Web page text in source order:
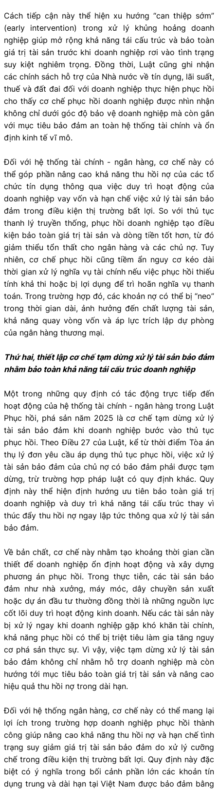
Cách tiếp cận này thể hiện xu hướng “can thiệp sớm”
(early intervention) trong xử lý khủng hoảng doanh
nghiệp giúp mở rộng khả năng tái cấu trúc và bảo toàn
giá trị tài sản trước khi doanh nghiệp rơi vào tình trạng
suy kiệt nghiêm trọng. Đồng thời, Luật cũng ghi nhận
các chính sách hỗ trợ của Nhà nước về tín dụng, lãi suất,
thuế và đất đai đối với doanh nghiệp thực hiện phục hồi
cho thấy cơ chế phục hồi doanh nghiệp được nhìn nhận
không chỉ dưới góc độ bảo vệ doanh nghiệp mà còn gắn
với mục tiêu bảo đảm an toàn hệ thống tài chính và ổn
định kinh tế vĩ mô.
Đối với hệ thống tài chính - ngân hàng, cơ chế này có
thể góp phần nâng cao khả năng thu hồi nợ của các tổ
chức tín dụng thông qua việc duy trì hoạt động của
doanh nghiệp vay vốn và hạn chế việc xử lý tài sản bảo
đảm trong điều kiện thị trường bất lợi. So với thủ tục
thanh lý truyền thống, phục hồi doanh nghiệp tạo điều
kiện bảo toàn giá trị tài sản và dòng tiền tốt hơn, từ đó
giảm thiểu tổn thất cho ngân hàng và các chủ nợ. Tuy
nhiên, cơ chế phục hồi cũng tiềm ẩn nguy cơ kéo dài
thời gian xử lý nghĩa vụ tài chính nếu việc phục hồi thiếu
tính khả thi hoặc bị lợi dụng để trì hoãn nghĩa vụ thanh
toán. Trong trường hợp đó, các khoản nợ có thể bị “neo”
trong thời gian dài, ảnh hưởng đến chất lượng tài sản,
khả năng quay vòng vốn và áp lực trích lập dự phòng
của ngân hàng thương mại.
Thứ hai, thiết lập cơ chế tạm dừng xử lý tài sản bảo đảm
nhằm bảo toàn khả năng tái cấu trúc doanh nghiệp
Một trong những quy định có tác động trực tiếp đến
hoạt động của hệ thống tài chính - ngân hàng trong Luật
Phục hồi, phá sản năm 2025 là cơ chế tạm dừng xử lý
tài sản bảo đảm khi doanh nghiệp bước vào thủ tục
phục hồi. Theo Điều 27 của Luật, kể từ thời điểm Tòa án
thụ lý đơn yêu cầu áp dụng thủ tục phục hồi, việc xử lý
tài sản bảo đảm của chủ nợ có bảo đảm phải được tạm
dừng, trừ trường hợp pháp luật có quy định khác. Quy
định này thể hiện định hướng ưu tiên bảo toàn giá trị
doanh nghiệp và duy trì khả năng tái cấu trúc thay vì
thúc đẩy thu hồi nợ ngay lập tức thông qua xử lý tài sản
bảo đảm.
Về bản chất, cơ chế này nhằm tạo khoảng thời gian cần
thiết để doanh nghiệp ổn định hoạt động và xây dựng
phương án phục hồi. Trong thực tiễn, các tài sản bảo
đảm như nhà xưởng, máy móc, dây chuyền sản xuất
hoặc dự án đầu tư thường đồng thời là những nguồn lực
cốt lõi duy trì hoạt động kinh doanh. Nếu các tài sản này
bị xử lý ngay khi doanh nghiệp gặp khó khăn tài chính,
khả năng phục hồi có thể bị triệt tiêu làm gia tăng nguy
cơ phá sản thực sự. Vì vậy, việc tạm dừng xử lý tài sản
bảo đảm không chỉ nhằm hỗ trợ doanh nghiệp mà còn
hướng tới mục tiêu bảo toàn giá trị tài sản và nâng cao
hiệu quả thu hồi nợ trong dài hạn.
Đối với hệ thống ngân hàng, cơ chế này có thể mang lại
lợi ích trong trường hợp doanh nghiệp phục hồi thành
công giúp nâng cao khả năng thu hồi nợ và hạn chế tình
trạng suy giảm giá trị tài sản bảo đảm do xử lý cưỡng
chế trong điều kiện thị trường bất lợi. Quy định này đặc
biệt có ý nghĩa trong bối cảnh phần lớn các khoản tín
dụng trung và dài hạn tại Việt Nam được bảo đảm bằng